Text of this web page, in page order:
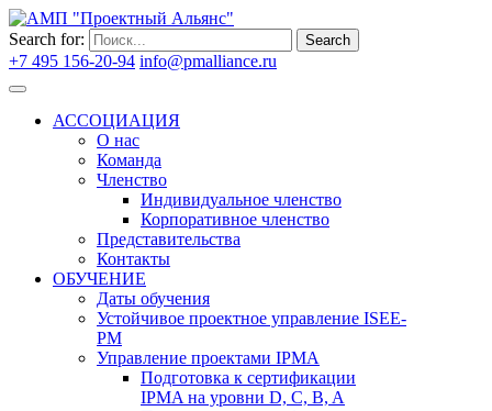
Search for: Search
+7 495 156-20-94 info@pmalliance.ru
АССОЦИАЦИЯ
О нас
Команда
Членство
Индивидуальное членство
Корпоративное членство
Представительства
Контакты
ОБУЧЕНИЕ
Даты обучения
Устойчивое проектное управление ISEE-
PM
Управление проектами IPMA
Подготовка к сертификации
IPMA на уровни D, C, B, A